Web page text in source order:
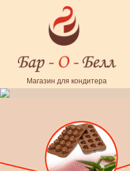
Перейти к основному содержанию
Магазин для кондитера
Форма поиска